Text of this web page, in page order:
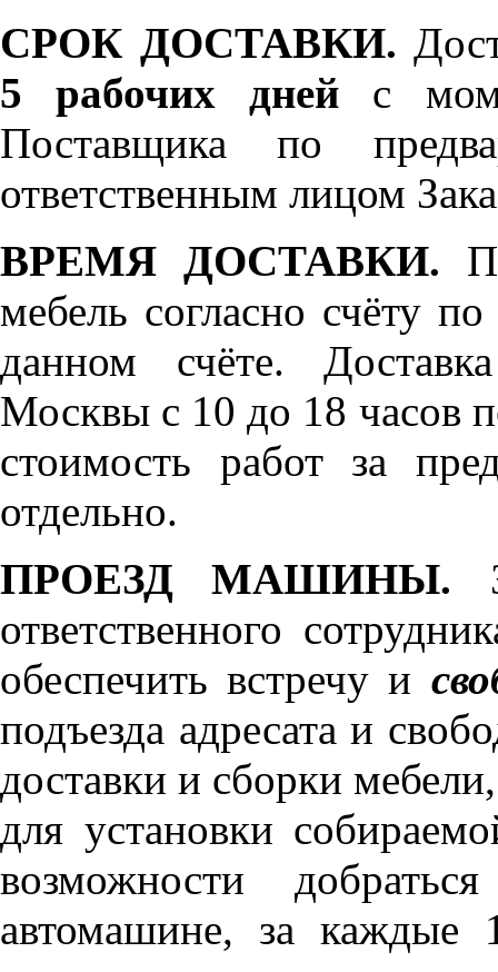
СРОК ДОСТАВКИ.
5 рабочих дней с
Поставщика по
ответственным лицом
ВРЕМЯ ДОСТАВКИ.
мебель согласно счёту
данном счёте.
Москвы с 10 до 18 часов
стоимость работ за
отдельно.
ПРОЕЗД МАШИНЫ.
ответственного
обеспечить встречу и
подъезда адресата и
доставки и сборки
для установки
возможности
автомашине, за каждые